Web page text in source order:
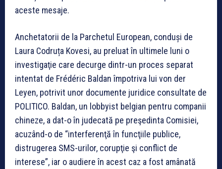
aceste mesaje.
Anchetatorii de la Parchetul European, conduși de
Laura Codruța Kovesi, au preluat în ultimele luni o
investigaţie care decurge dintr-un proces separat
intentat de Frédéric Baldan împotriva lui von der
Leyen, potrivit unor documente juridice consultate de
POLITICO. Baldan, un lobbyist belgian pentru companii
chineze, a dat-o în judecată pe preşedinta Comisiei,
acuzând-o de “interferenţă în funcţiile publice,
distrugerea SMS-urilor, corupţie şi conflict de
interese”, iar o audiere în acest caz a fost amânată